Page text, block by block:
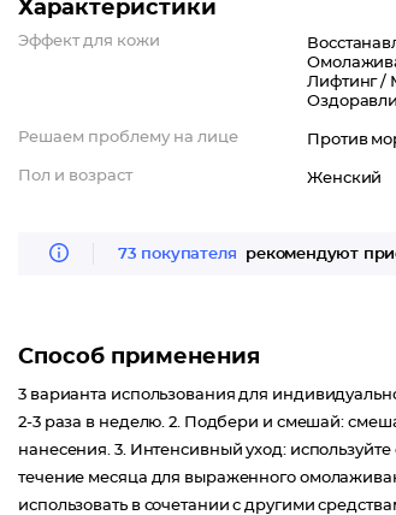
максимальной упругости и эластичности
Протеины кашемира дарят коже
Сыворотка, активная с первой капли,
Мгновенный результат: кожа подтягивается
Длительный результат: морщинки
Характеристики
Эффект для кожи
Лифтинг /
Решаем проблему на лице Против
Пол и возраст Женский
73 покупателя рекомендуют
Способ применения
3 варианта использования для
2-3 раза в неделю. 2. Подбери и смешай:
нанесения. 3. Интенсивный уход:
течение месяца для выраженного
использовать в сочетании с другими